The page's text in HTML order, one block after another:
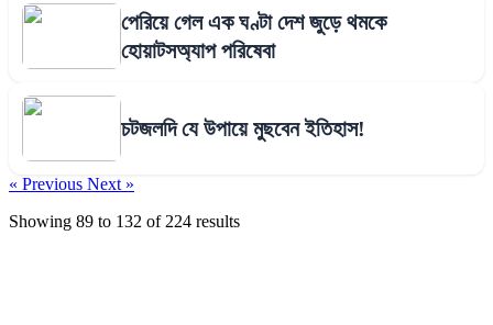
পেরিয়ে গেল এক ঘণ্টা দেশ জুড়ে থমকে
হোয়াটসঅ্যাপ পরিষেবা
চটজলদি যে উপায়ে মুছবেন ইতিহাস!
« Previous Next »
Showing 89 to 132 of 224 results